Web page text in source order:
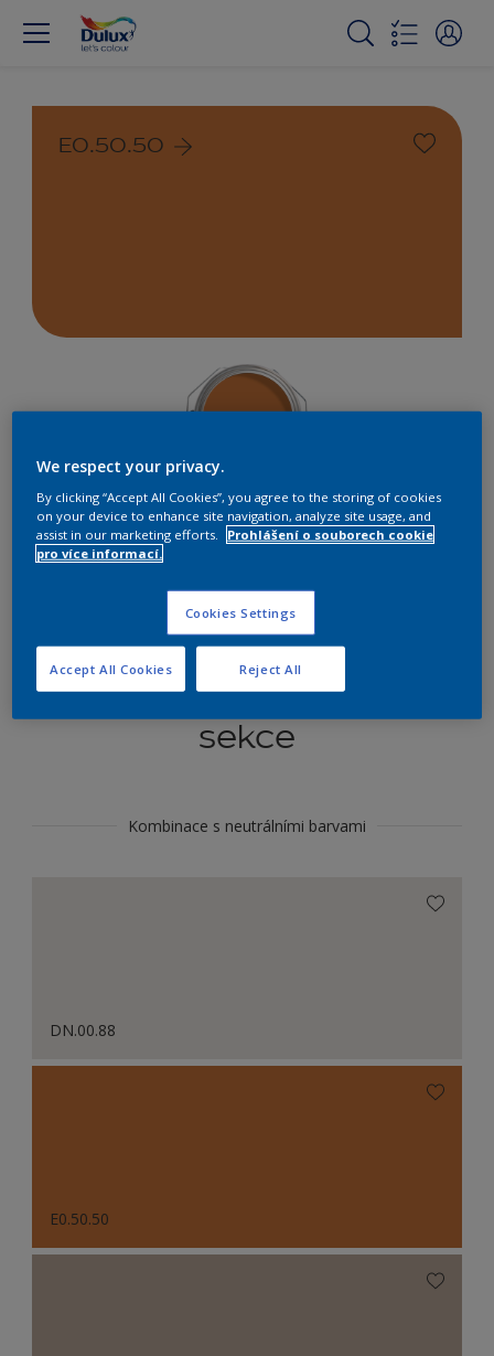
E0.50.50
Najít výrobek v tomto odstínu
Koordinovat barevné
sekce
Kombinace s neutrálními barvami
DN.00.88
E0.50.50
We respect your privacy.
By clicking “Accept All Cookies”, you agree to the storing of cookies
on your device to enhance site navigation, analyze site usage, and
assist in our marketing efforts.
Prohlášení o souborech cookie
pro více informací.
Cookies Settings
Reject All
Accept All Cookies